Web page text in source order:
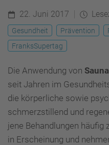
22. Juni 2017
Gesundheit Prävention
FranksSupertag
Die Anwendung von
seit Jahren im
die körperliche sowie
schmerzstillend und
jene Behandlungen häufig
in Erscheinung und